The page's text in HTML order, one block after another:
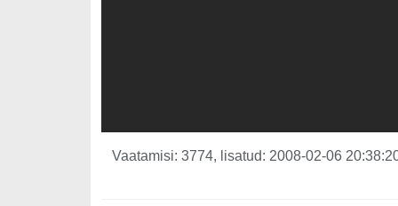
Vaatamisi: 3774, lisatud: 2008-02-06